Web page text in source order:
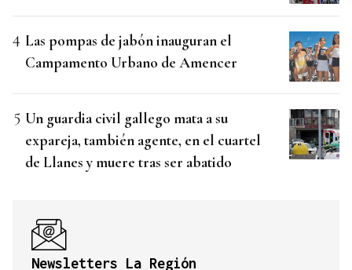
Las pompas de jabón inauguran el
Campamento Urbano de Amencer
Un guardia civil gallego mata a su
expareja, también agente, en el cuartel
de Llanes y muere tras ser abatido
Newsletters La Región